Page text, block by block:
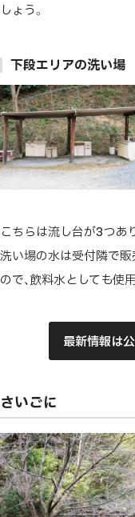
しょう。
下段エリアの洗い場
こちらは流し台が3つあ
洗い場の水は受付隣で
ので、飲料水としても使
最新情報は
さいごに